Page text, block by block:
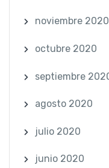
noviembre 2020
octubre 2020
septiembre
agosto 2020
julio 2020
junio 2020